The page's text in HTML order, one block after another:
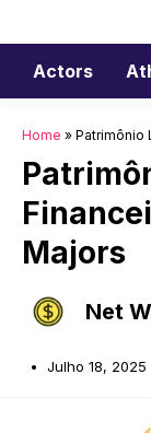
para
conteúdo
Actors
Home » Patrimônio
Majors
Net
Julho 18, 2025